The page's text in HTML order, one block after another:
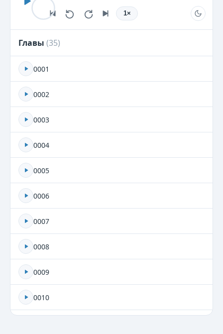
1×
Главы (35)
0001
0002
0003
0004
0005
0006
0007
0008
0009
0010